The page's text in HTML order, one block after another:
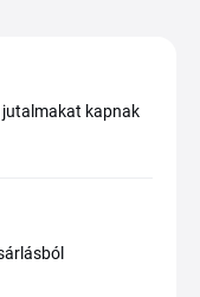
jutalmakat kapnak